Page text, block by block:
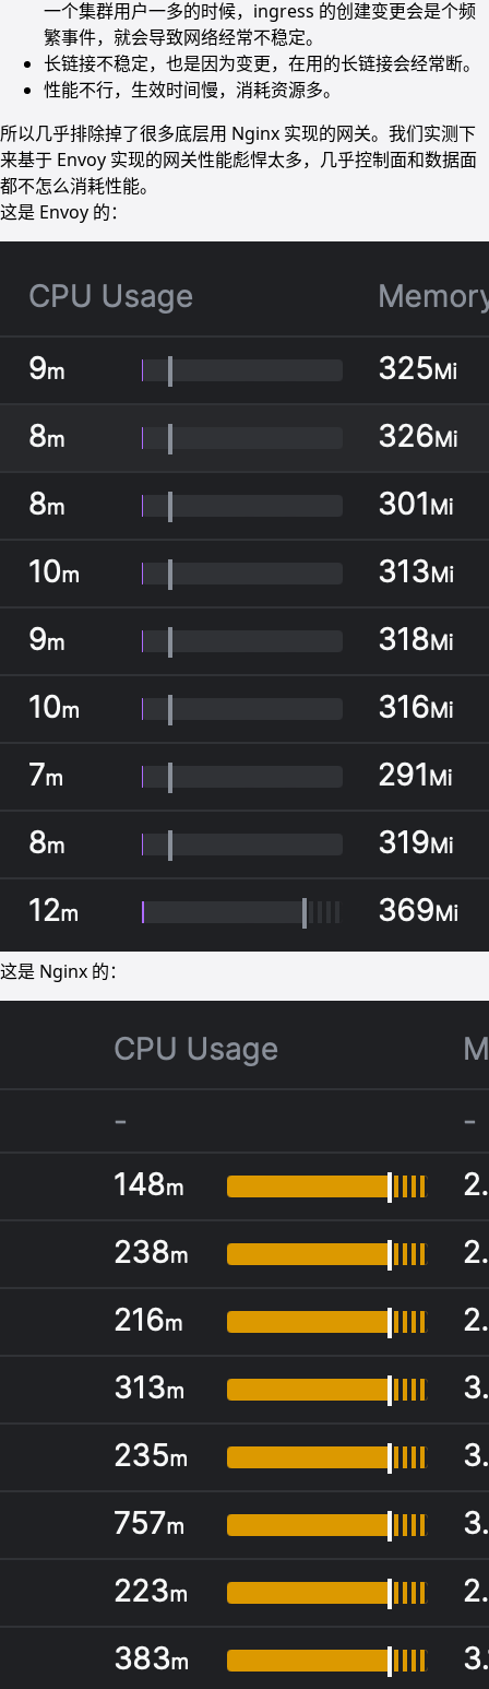
一个集群用户一多的时候，ingress 的创建变更会是个频
繁事件，就会导致网络经常不稳定。
长链接不稳定，也是因为变更，在用的长链接会经常断。
性能不行，生效时间慢，消耗资源多。
所以几乎排除掉了很多底层用 Nginx 实现的网关。我们实测下
来基于 Envoy 实现的网关性能彪悍太多，几乎控制面和数据面
都不怎么消耗性能。
这是 Envoy 的：
这是 Nginx 的：